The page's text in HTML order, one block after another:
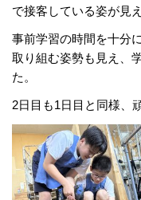
で接客している姿が見
事前学習の時間を十分
取り組む姿勢も見え、
た。
2日目も1日目と同様、